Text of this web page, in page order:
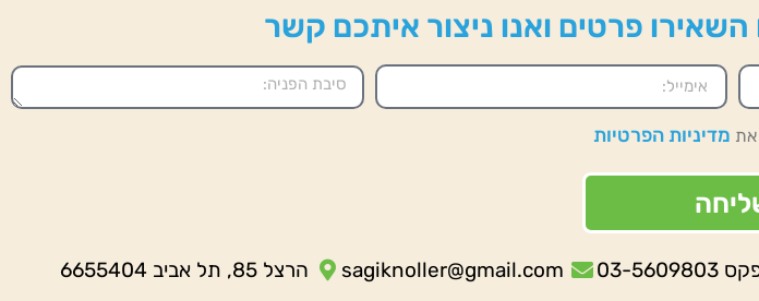
השאירו פרטים ואנו ניצור איתכם קשר
מדיניות הפרטיות
03-5609803
sagiknoller@gmail.com הרצל 85, תל אביב 6655404